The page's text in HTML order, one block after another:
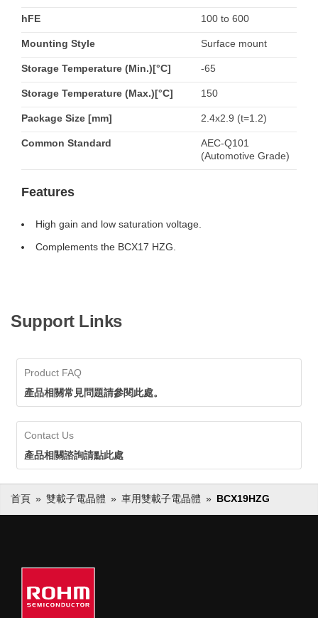
hFE 100 to 600
Mounting Style Surface mount
Storage Temperature (Min.)[°C] -65
Storage Temperature (Max.)[°C] 150
Package Size [mm] 2.4x2.9 (t=1.2)
Common Standard
AEC-Q101
(Automotive Grade)
Features
High gain and low saturation voltage.
Complements the BCX17 HZG.
Support Links
Product FAQ
產品相關常見問題請參閱此處。
Contact Us
產品相關諮詢請點此處
首頁 雙載子電晶體 車用雙載子電晶體 BCX19HZG